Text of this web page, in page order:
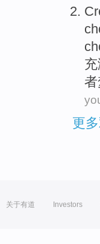
者
更
关于有道 Investors